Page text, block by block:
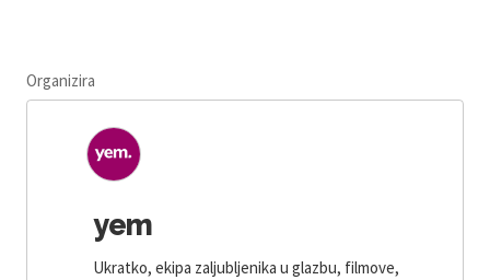
Organizira
yem
Ukratko, ekipa zaljubljenika u glazbu, filmove,